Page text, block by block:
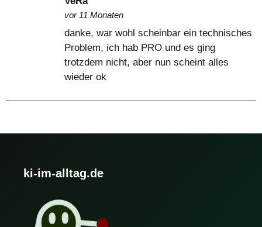
vor 11 Monaten
danke, war wohl scheinbar ein technisches
Problem, ich hab PRO und es ging
trotzdem nicht, aber nun scheint alles
wieder ok
ki-im-alltag.de